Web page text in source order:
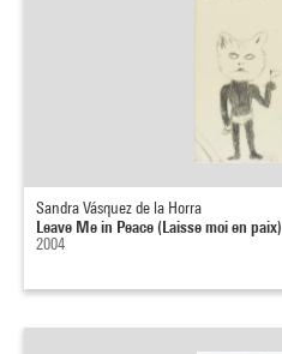
Sandra Vásquez de la Horra
Leave Me in Peace (Laisse moi en paix)
2004